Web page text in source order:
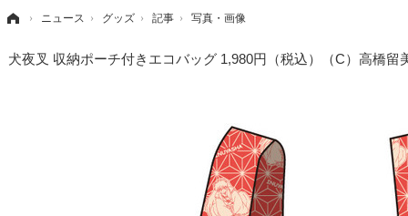
› ニュース › グッズ › 記事 › 写真・画像
犬夜叉 収納ポーチ付きエコバッグ 1,980円（税込）（C）高橋